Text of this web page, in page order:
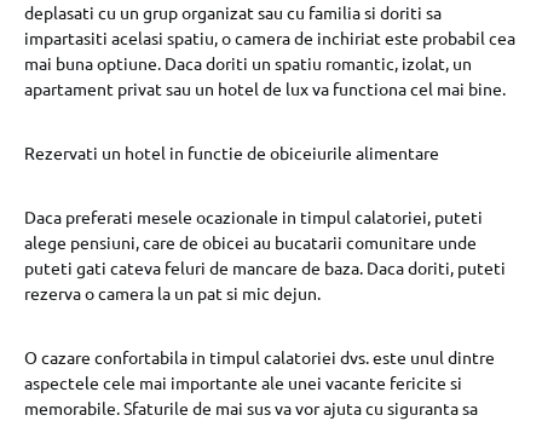
deplasati cu un grup organizat sau cu familia si doriti sa
impartasiti acelasi spatiu, o camera de inchiriat este probabil cea
mai buna optiune. Daca doriti un spatiu romantic, izolat, un
apartament privat sau un hotel de lux va functiona cel mai bine.
Rezervati un hotel in functie de obiceiurile alimentare
Daca preferati mesele ocazionale in timpul calatoriei, puteti
alege pensiuni, care de obicei au bucatarii comunitare unde
puteti gati cateva feluri de mancare de baza. Daca doriti, puteti
rezerva o camera la un pat si mic dejun.
O cazare confortabila in timpul calatoriei dvs. este unul dintre
aspectele cele mai importante ale unei vacante fericite si
memorabile. Sfaturile de mai sus va vor ajuta cu siguranta sa